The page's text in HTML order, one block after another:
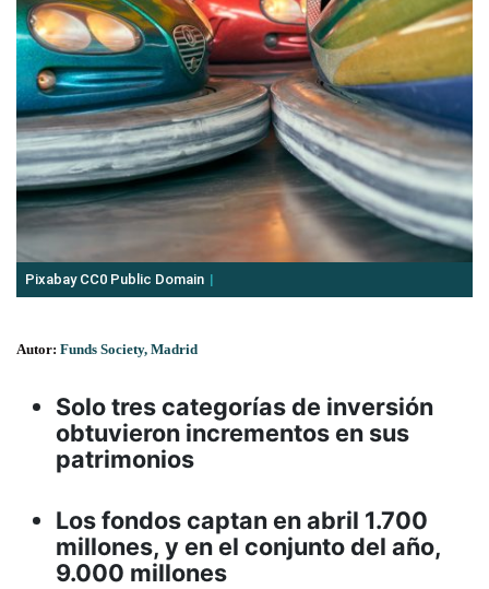
Pixabay CC0 Public Domain
Autor: Funds Society, Madrid
Solo tres categorías de inversión
obtuvieron incrementos en sus
patrimonios
Los fondos captan en abril 1.700
millones, y en el conjunto del año,
9.000 millones